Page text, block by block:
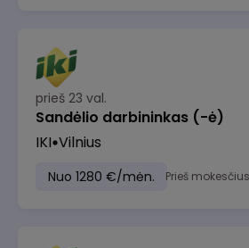
prieš 23 val.
Sandėlio darbininkas (-ė)
IKI Vilnius
Nuo 1280 €/mėn. Prieš mokesčius